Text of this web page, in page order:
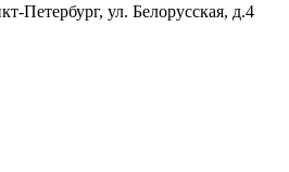
Петербург, ул. Белорусская, д.4